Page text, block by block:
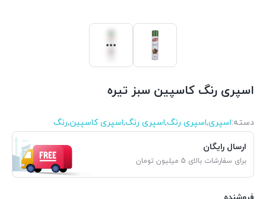
اسپری رنگ کاسپین سبز تیره
دسته:اسپری,اسپری رنگ,اسپری رنگ,اسپری کاسپین,رنگ
ارسال رایگان
برای سفارشات بالای 5 میلیون تومان